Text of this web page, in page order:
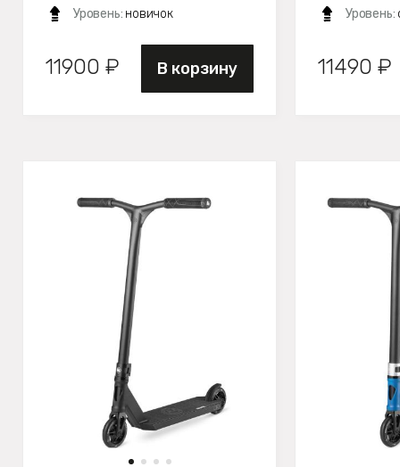
Уровень: новичок
11900 ₽ В корзину
Уровень:
11490 ₽